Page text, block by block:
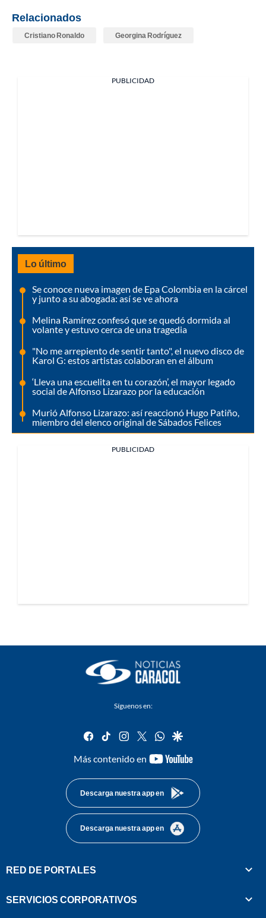
Relacionados
Cristiano Ronaldo Georgina Rodríguez
PUBLICIDAD
Lo último
Se conoce nueva imagen de Epa Colombia en la cárcel
y junto a su abogada: así se ve ahora
Melina Ramírez confesó que se quedó dormida al
volante y estuvo cerca de una tragedia
"No me arrepiento de sentir tanto", el nuevo disco de
Karol G: estos artistas colaboran en el álbum
‘Lleva una escuelita en tu corazón’, el mayor legado
social de Alfonso Lizarazo por la educación
Murió Alfonso Lizarazo: así reaccionó Hugo Patiño,
miembro del elenco original de Sábados Felices
PUBLICIDAD
Síguenos en:
facebook
tiktok instagram
twitterwhatsapp
google
Más contenido en
youtube-
Descarga nuestra app en
Descarga nuestra app en
RED DE PORTALES
SERVICIOS CORPORATIVOS